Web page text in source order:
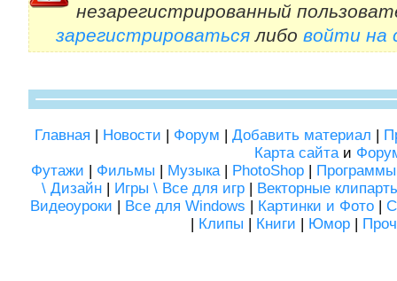
незарегистрированный
зарегистрироватьсялибо войти на
Главная | Новости | Форум | Добавить материал |
Карта сайтаи
Футажи | Фильмы | Музыка| PhotoShop | Программы
\ Дизайн | Игры \ Все для игр | Векторные
Видеоуроки | Все для Windows | Картинки и Фото|
| Клипы | Книги | Юмор |